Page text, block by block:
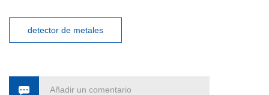
detector de metales
Añadir un comentario